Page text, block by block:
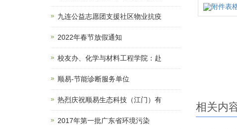
附件表
相关内
九连公益志愿团支援社区物业抗疫
2022年春节放假通知
校友办、化学与材料工程学院：赴
顺易-节能诊断服务单位
热烈庆祝顺易生态科技（江门）有
2017年第一批广东省环境污染